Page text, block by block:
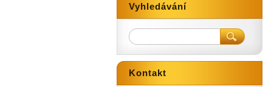
Vyhledávání
Kontakt